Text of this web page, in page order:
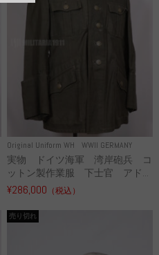
Original Uniform WH WWII GERMANY
実物 ドイツ海軍 湾岸砲兵 コ
ットン製作業服 下士官 アド...
¥286,000 （税込）
売り切れ